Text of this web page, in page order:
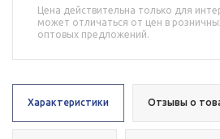
Цена действительна только для
может отличаться от цен в
оптовых предложений.
Характеристики Отзывы о